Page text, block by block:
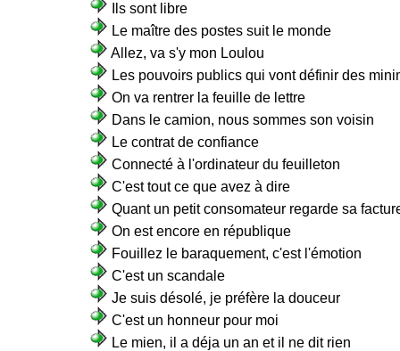
Ils sont libre
Le maître des postes suit le monde
Allez, va s'y mon Loulou
Les pouvoirs publics qui vont définir des
On va rentrer la feuille de lettre
Dans le camion, nous sommes son voisin
Le contrat de confiance
Connecté à l'ordinateur du feuilleton
C'est tout ce que avez à dire
Quant un petit consomateur regarde sa
On est encore en république
Fouillez le baraquement, c'est l'émotion
C'est un scandale
Je suis désolé, je préfère la douceur
C'est un honneur pour moi
Le mien, il a déja un an et il ne dit rien